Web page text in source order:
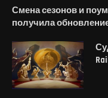
Смена сезонов и
получила